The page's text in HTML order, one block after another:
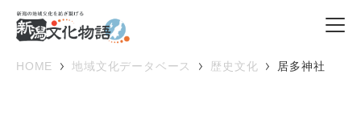
HOME 地域文化データベース 歴史文化 居多神社